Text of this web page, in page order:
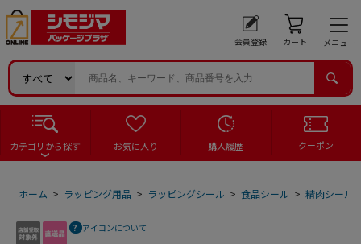
会員登録 カート メニュー
カテゴリから探す お気に入り 購入履歴 クーポン
ホーム > ラッピング用品 > ラッピングシール > 食品シール > 精肉シール
アイコンについて